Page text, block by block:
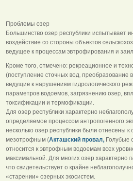
Проблемы озер
Большинство озер республики испытывает
воздействие со стороны объектов
ведущее к процессам эвтрофирования и
Кроме того, отмечено: рекреационное и
(поступление сточных вод, преобразование
ведущие к нарушениям гидрологического
параметров водоемов, загрязнению озер,
токсификации и термофикации.
Для озер республики характерно
определяемое процессом антропогенного
несколько озер республики были отнесены
мезотрофным (Акташский провал, Голубые
относится к эвтрофным водоемам всех
максимальной. Для многих озер характерно
что свидетельствует о крайне
«старении» озерных экосистем.